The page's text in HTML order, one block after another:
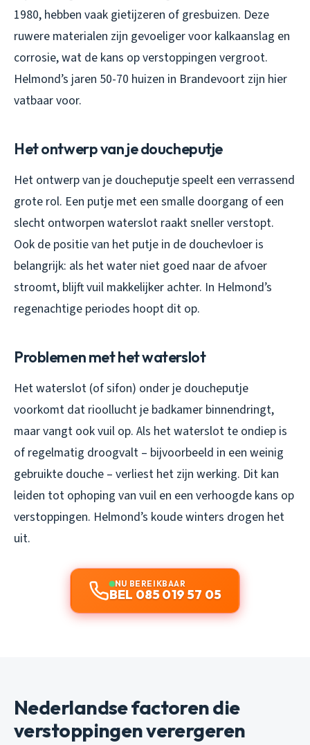
1980, hebben vaak gietijzeren of gresbuizen. Deze
ruwere materialen zijn gevoeliger voor kalkaanslag en
corrosie, wat de kans op verstoppingen vergroot.
Helmond’s jaren 50-70 huizen in Brandevoort zijn hier
vatbaar voor.
Het ontwerp van je doucheputje
Het ontwerp van je doucheputje speelt een verrassend
grote rol. Een putje met een smalle doorgang of een
slecht ontworpen waterslot raakt sneller verstopt.
Ook de positie van het putje in de douchevloer is
belangrijk: als het water niet goed naar de afvoer
stroomt, blijft vuil makkelijker achter. In Helmond’s
regenachtige periodes hoopt dit op.
Problemen met het waterslot
Het waterslot (of sifon) onder je doucheputje
voorkomt dat rioollucht je badkamer binnendringt,
maar vangt ook vuil op. Als het waterslot te ondiep is
of regelmatig droogvalt – bijvoorbeeld in een weinig
gebruikte douche – verliest het zijn werking. Dit kan
leiden tot ophoping van vuil en een verhoogde kans op
verstoppingen. Helmond’s koude winters drogen het
uit.
NU BEREIKBAAR
BEL 085 019 57 05
Nederlandse factoren die
verstoppingen verergeren